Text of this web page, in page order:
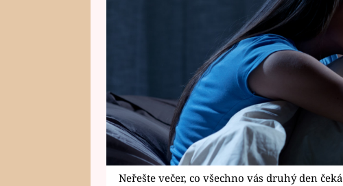
Neřešte večer, co všechno vás druhý den čeká